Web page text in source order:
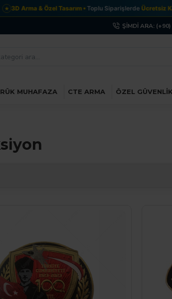
Arma & Özel Tasarım Toplu SiparişlerdeÜcretsiz Kargo
ŞIMDI ARA:
MUHAFAZA CTE ARMA ÖZEL GÜVENLIK